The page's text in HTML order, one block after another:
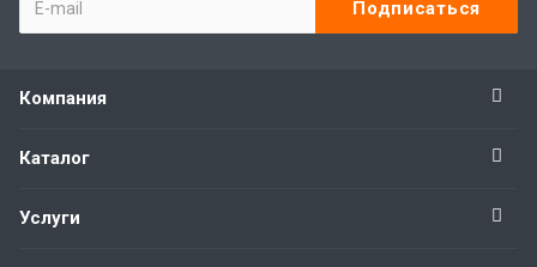
Компания
Каталог
Услуги